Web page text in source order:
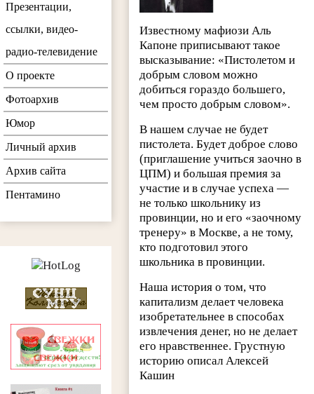
Известному мафиози Аль
Капоне приписывают такое
высказывание: «Пистолетом и
добрым словом можно
добиться гораздо большего,
чем просто добрым словом».
В нашем случае не будет
пистолета. Будет доброе слово
(приглашение учиться заочно в
ЦПМ) и большая премия за
участие и в случае успеха —
не только школьнику из
провинции, но и его «заочному
тренеру» в Москве, а не тому,
кто подготовил этого
школьника в провинции.
Наша история о том, что
капитализм делает человека
изобретательнее в способах
извлечения денег, но не делает
его нравственнее. Грустную
историю описал Алексей
Кашин
Презентации,
ссылки, видео-
радио-телевидение
О проекте
Фотоархив
Юмор
Личный архив
Архив сайта
Пентамино